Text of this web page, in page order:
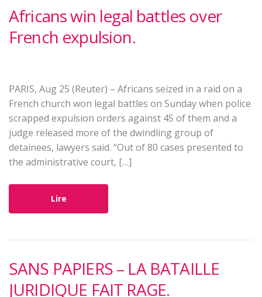
Africans win legal battles over
French expulsion.
PARIS, Aug 25 (Reuter) – Africans seized in a raid on a
French church won legal battles on Sunday when police
scrapped expulsion orders against 45 of them and a
judge released more of the dwindling group of
detainees, lawyers said. “Out of 80 cases presented to
the administrative court, […]
Lire
SANS PAPIERS – LA BATAILLE
JURIDIQUE FAIT RAGE.